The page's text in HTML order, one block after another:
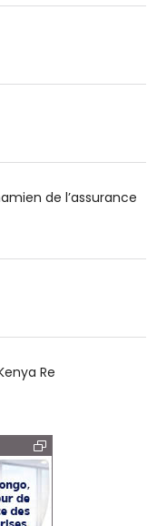
de l’assurance
Re